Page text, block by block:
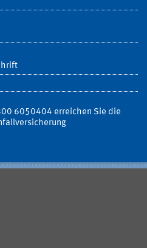
6050404 erreichen Sie die